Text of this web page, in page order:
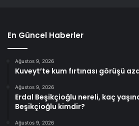
En Güncel Haberler
Ağustos 9, 2026
Kuveyt’te kum fırtınası görüşü
Ağustos 9, 2026
Erdal Beşikçioğlu nereli, kaç
Beşikçioğlu kimdir?
Ağustos 9, 2026